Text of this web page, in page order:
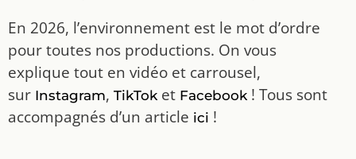
En 2026, l’environnement est le mot d’ordre
pour toutes nos productions. On vous
explique tout en vidéo et carrousel,
sur Instagram, TikToket Facebook! Tous sont
accompagnés d’un article ici !